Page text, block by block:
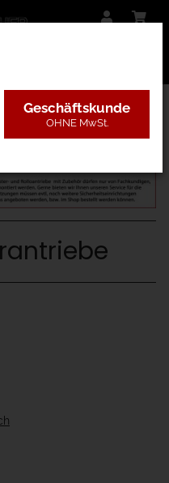
Geschäftskunde
OHNE MwSt.